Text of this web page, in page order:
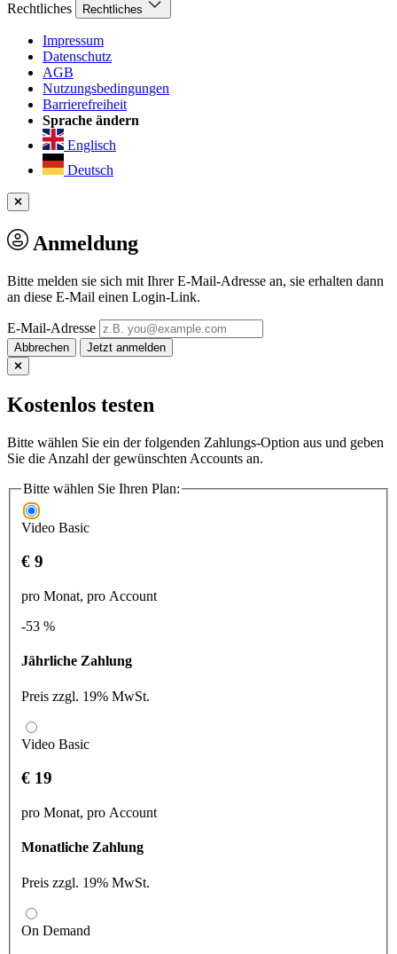
Rechtliches Rechtliches
Impressum
Datenschutz
AGB
Nutzungsbedingungen
Barrierefreiheit
Sprache ändern
Englisch
Deutsch
Anmeldung
Bitte melden sie sich mit Ihrer E-Mail-Adresse an, sie erhalten dann
an diese E-Mail einen Login-Link.
E-Mail-Adresse
Abbrechen
Kostenlos testen
Bitte wählen Sie ein der folgenden Zahlungs-Option aus und geben
Sie die Anzahl der gewünschten Accounts an.
Bitte wählen Sie Ihren Plan:
Video Basic
€ 9
pro Monat, pro Account
-53 %
Jährliche Zahlung
Preis zzgl. 19% MwSt.
Video Basic
€ 19
pro Monat, pro Account
Monatliche Zahlung
Preis zzgl. 19% MwSt.
On Demand